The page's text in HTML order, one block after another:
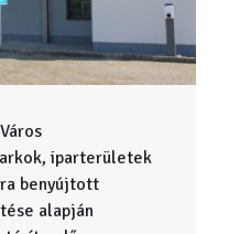
iparterületek
benyújtott
alapján